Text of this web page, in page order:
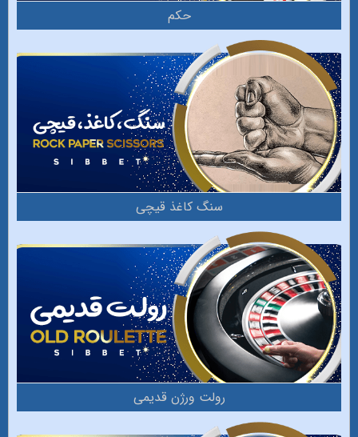
حکم
سنگ کاغذ قیچی
رولت ورژن قدیمی